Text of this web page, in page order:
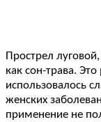
Прострел
как сон-трава.
использовалось
женских
применение не